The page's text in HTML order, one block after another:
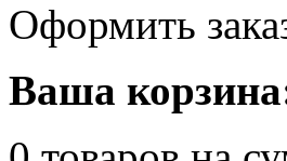
Оформить
Ваша